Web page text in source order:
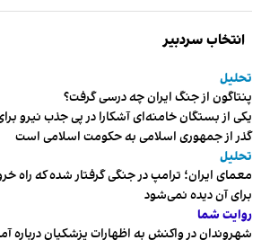
انتخاب سردبیر
تحلیل
پنتاگون از جنگ ایران چه درسی گرفت؟
یکی از بستگان خامنه‌ای آشکارا در پی جذب نیرو
گذر از جمهوری اسلامی به حکومت اسلامی است
تحلیل
معمای ایران؛ ترامپ در جنگی گرفتار شده که راه
برای آن دیده نمی‌شود
روایت شما
شهروندان در واکنش به اظهارات پزشکیان درباره